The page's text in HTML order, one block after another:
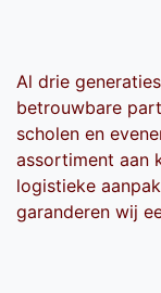
Al drie
betrouwbare
scholen en
assortiment aan
logistieke
garanderen wij